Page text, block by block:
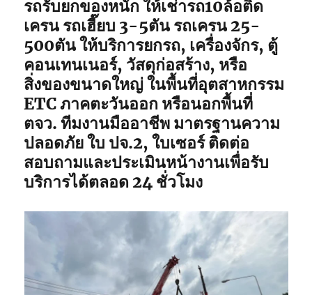
รถรับยกของหนัก ให้เช่ารถ10ล้อติด
เครน รถเฮี๊ยบ 3-5ตัน รถเครน 25-
500ตัน ให้บริการยกรถ, เครื่องจักร, ตู้
คอนเทนเนอร์, วัสดุก่อสร้าง, หรือ
สิ่งของขนาดใหญ่ ในพื้นที่อุตสาหกรรม
ETC ภาคตะวันออก หรือนอกพื้นที่
ตจว. ทีมงานมืออาชีพ มาตรฐานความ
ปลอดภัย ใบ ปจ.2, ใบเซอร์ ติดต่อ
สอบถามและประเมินหน้างานเพื่อรับ
บริการได้ตลอด 24 ชั่วโมง